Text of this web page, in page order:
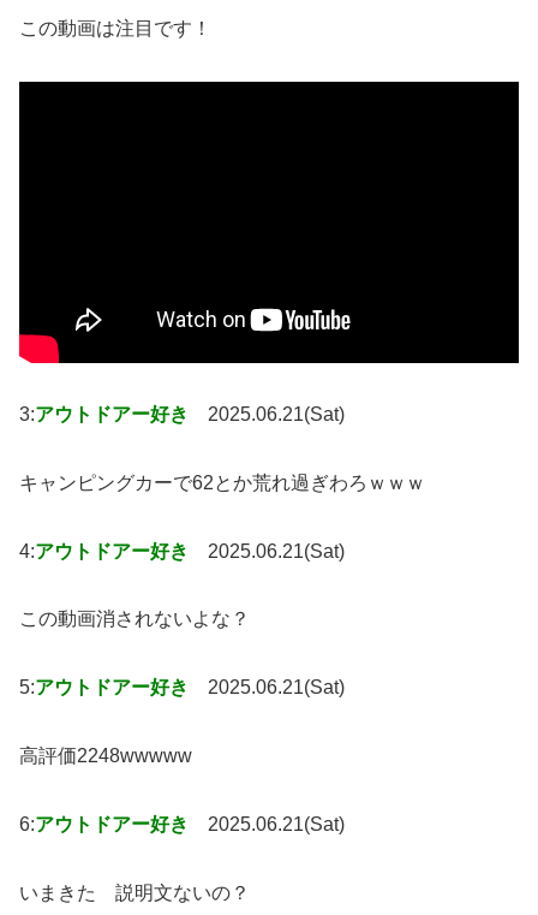
この動画は注目です！
3:アウトドアー好き 2025.06.21(Sat)
キャンピングカーで62とか荒れ過ぎわろｗｗｗ
4:アウトドアー好き 2025.06.21(Sat)
この動画消されないよな？
5:アウトドアー好き 2025.06.21(Sat)
高評価2248wwwww
6:アウトドアー好き 2025.06.21(Sat)
いまきた 説明文ないの？